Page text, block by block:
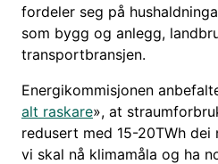
fordeler seg på
som bygg og anlegg,
transportbransjen.
Energikommisjonen
alt raskare», at
redusert med 15-20TWh dei
vi skal nå klimamåla og ha